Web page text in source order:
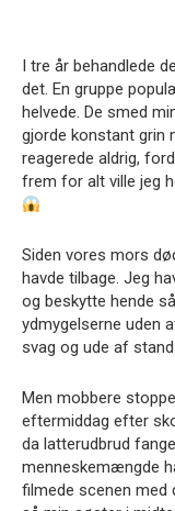
I tre år behandlede
det. En gruppe
helvede. De smed
gjorde konstant grin
reagerede aldrig,
frem for alt ville jeg
Siden vores mors
havde tilbage. Jeg
og beskytte hende
ydmygelserne uden
svag og ude af
Men mobbere
eftermiddag efter
da latterudbrud
menneskemængde
filmede scenen med